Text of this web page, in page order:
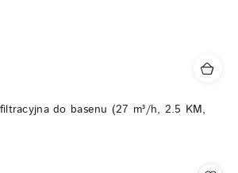
do basenu (27 m³/h, 2.5 KM,